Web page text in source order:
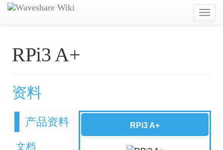
RPi3 A+
资料
RPi3 A+
产品资料
文档